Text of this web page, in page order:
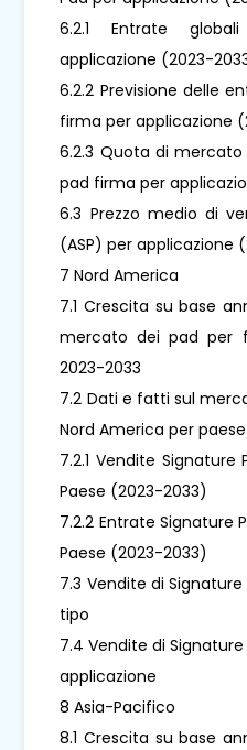
6.2.1 Entrate
applicazione (2023-
6.2.2 Previsione delle
firma per applicazione
6.2.3 Quota di
pad firma per
6.3 Prezzo medio di
(ASP) per applicazione
7 Nord America
7.1 Crescita su base
mercato dei pad per
2023-2033
7.2 Dati e fatti sul
Nord America per paese
7.2.1 Vendite
Paese (2023-2033)
7.2.2 Entrate Signature
Paese (2023-2033)
7.3 Vendite di
tipo
7.4 Vendite di
applicazione
8 Asia-Pacifico
8.1 Crescita su base